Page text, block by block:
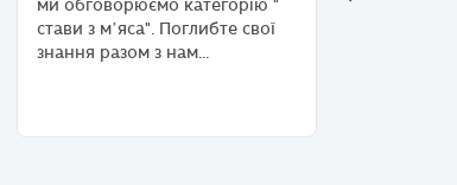
ми обговорюємо категорію "
стави з мʼяса". Поглибте свої
знання разом з нам...